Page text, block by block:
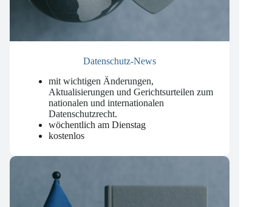
Datenschutz-News
mit wichtigen Änderungen,
Aktualisierungen und Gerichtsurteilen zum
nationalen und internationalen
Datenschutzrecht.
wöchentlich am Dienstag